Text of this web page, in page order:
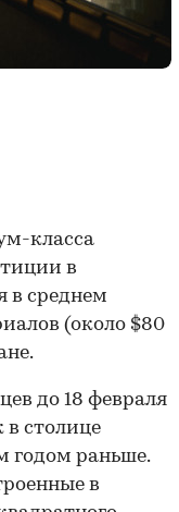
класса
в
в среднем
(около $80
до 18 февраля
в столице
годом раньше.
в